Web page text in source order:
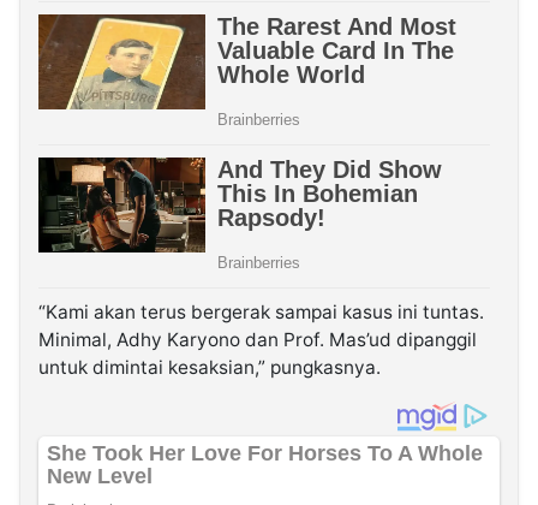
“Kami akan terus bergerak sampai kasus ini tuntas.
Minimal, Adhy Karyono dan Prof. Mas’ud dipanggil
untuk dimintai kesaksian,” pungkasnya.